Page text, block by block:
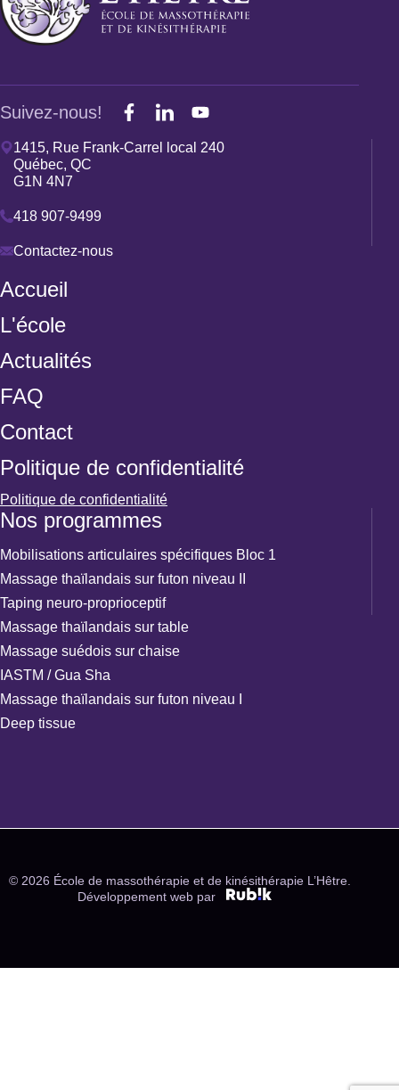
Suivez-nous!
1415, Rue Frank-Carrel local 240
Québec, QC
G1N 4N7
418 907-9499
Contactez-nous
Nos programmes
Mobilisations articulaires spécifiques Bloc 1
Massage thaïlandais sur futon niveau II
Taping neuro-proprioceptif
Massage thaïlandais sur table
Massage suédois sur chaise
IASTM / Gua Sha
Massage thaïlandais sur futon niveau I
Deep tissue
Accueil
L'école
Actualités
FAQ
Contact
Politique de confidentialité
Politique de confidentialité
© 2026 École de massothérapie et de kinésithérapie L’Hêtre.
Développement web par